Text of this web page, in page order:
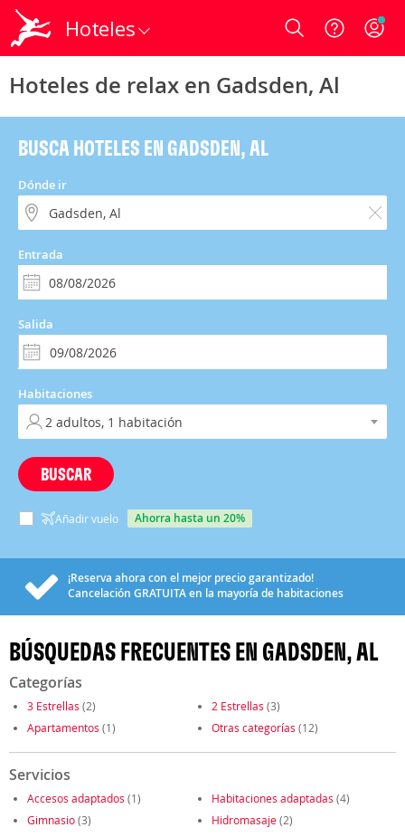
Hoteles Login
Hoteles de relax en Gadsden, Al
BUSCA HOTELES EN GADSDEN, AL
Dónde ir
Entrada
Salida
Habitaciones
BUSCAR
Añadir vuelo ahorra hasta un 20%
¡Reserva ahora con el mejor precio garantizado!
Cancelación GRATUITAen la mayoría de habitaciones
BÚSQUEDAS FRECUENTES EN GADSDEN, AL
Categorías
3 Estrellas (2) 2 Estrellas (3)
Apartamentos (1) Otras categorías (12)
Servicios
Accesos adaptados (1) Habitaciones adaptadas (4)
Gimnasio(3) Hidromasaje(2)